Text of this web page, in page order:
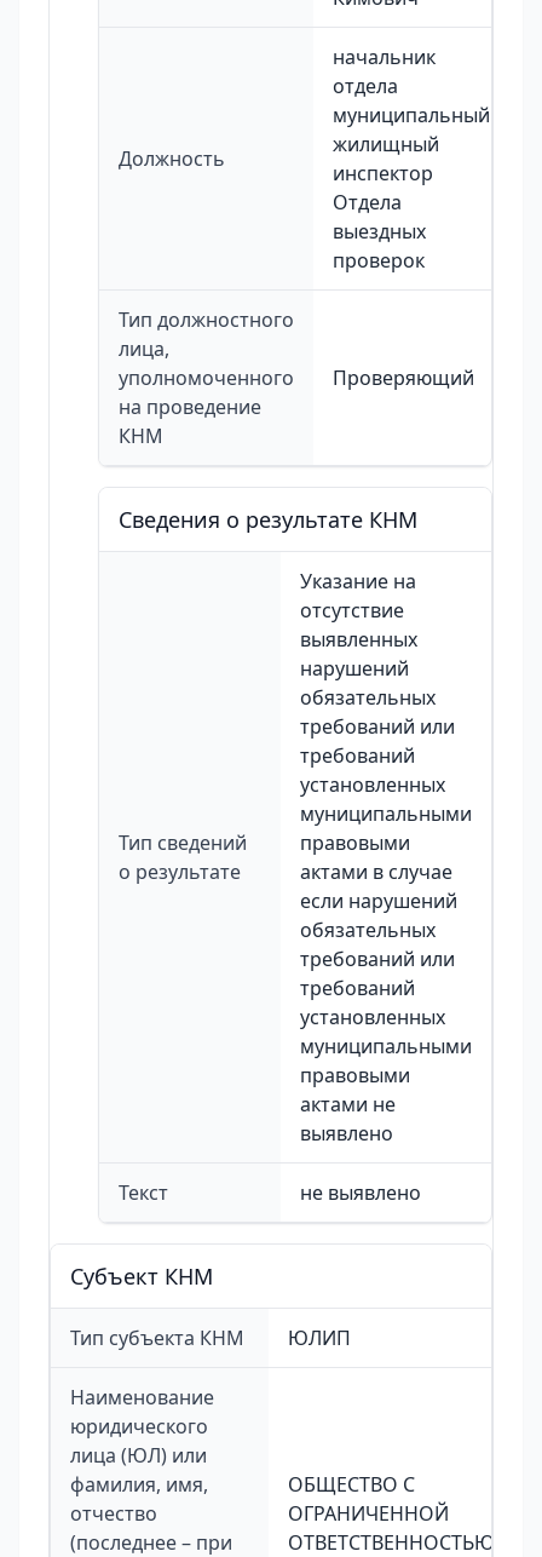
Должность
начальник
отдела
муниципальный
жилищный
инспектор
Отдела
выездных
проверок
Тип должностного
лица,
уполномоченного
на проведение
КНМ
Проверяющий
Сведения о результате КНМ
Тип сведений
о результате
Указание на
отсутствие
выявленных
нарушений
обязательных
требований или
требований
установленных
муниципальными
правовыми
актами в случае
если нарушений
обязательных
требований или
требований
установленных
муниципальными
правовыми
актами не
выявлено
Текст не выявлено
Cубъект КНМ
Тип субъекта КНМ ЮЛИП
Наименование
юридического
лица (ЮЛ) или
фамилия, имя,
отчество
(последнее – при
ОБЩЕСТВО С
ОГРАНИЧЕННОЙ
ОТВЕТСТВЕННОСТЬЮ